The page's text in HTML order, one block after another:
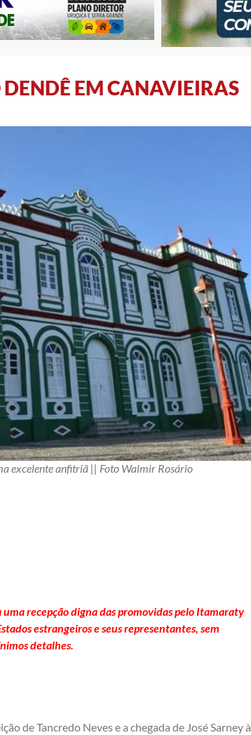
EM CANAVIEIRAS
excelente anfitriã || Foto Walmir Rosário
uma recepção digna das promovidas pelo Itamaraty
estrangeiros e seus representantes, sem
detalhes.
de Tancredo Neves e a chegada de José Sarney à